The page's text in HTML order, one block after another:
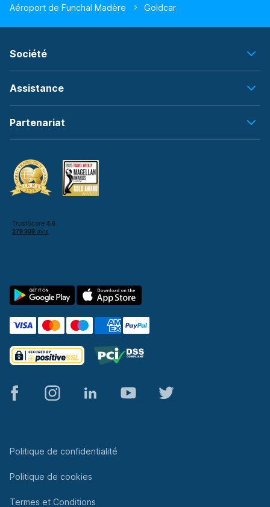
Aéroport de Funchal Madère
Goldcar
Société
Assistance
Partenariat